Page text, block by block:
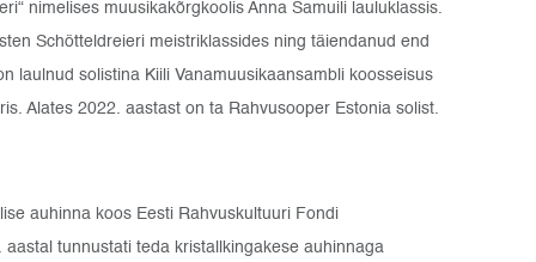
nimelises muusikakõrgkoolis Anna Samuili lauluklassis.
Schötteldreieri meistriklassides ning täiendanud end
laulnud solistina Kiili Vanamuusikaansambli koosseisus
Alates 2022. aastast on ta Rahvusooper Estonia solist.
auhinna koos Eesti Rahvuskultuuri Fondi
tunnustati teda kristallkingakese auhinnaga